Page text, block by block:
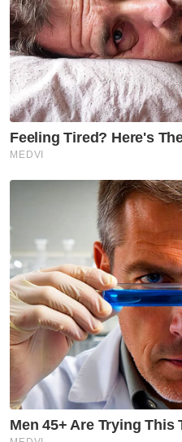
sehingga
ditolak.
”Pada masa sama,
mengambil
berusaha bersama-
Umno sebagai satu
Yang bersalah adalah
katanya.
Jelasnya, sekiranya
berterusan seperti itu,
memusnahkan
Melayu sedikit masa
Artikel Berkaitan:
4 ahli Parlimen BN
khabar angin
UMNO Sabah hanya
janji - Bung Moktar
Dr Muhamad Akmal